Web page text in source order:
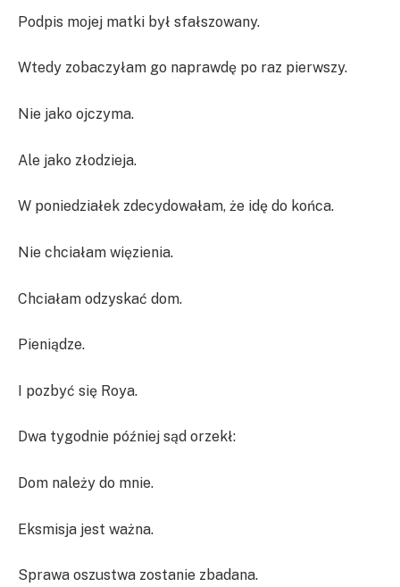
Podpis mojej matki był sfałszowany.
Wtedy zobaczyłam go naprawdę po raz pierwszy.
Nie jako ojczyma.
Ale jako złodzieja.
W poniedziałek zdecydowałam, że idę do końca.
Nie chciałam więzienia.
Chciałam odzyskać dom.
Pieniądze.
I pozbyć się Roya.
Dwa tygodnie później sąd orzekł:
Dom należy do mnie.
Eksmisja jest ważna.
Sprawa oszustwa zostanie zbadana.